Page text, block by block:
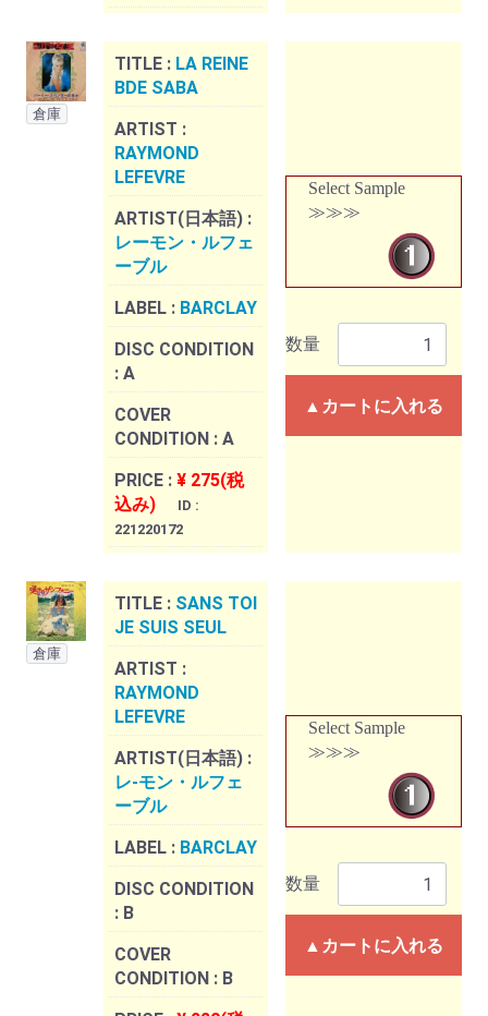
倉庫
TITLE : LA REINE
BDE SABA
ARTIST :
RAYMOND
LEFEVRE
ARTIST(日本語) :
レーモン・ルフェ
ーブル
LABEL : BARCLAY
DISC CONDITION
: A
COVER
CONDITION : A
PRICE : ¥ 275(税
込み)
ID :
221220172
Select Sample
≫≫≫
数量
▲カートに入れる
倉庫
TITLE : SANS TOI
JE SUIS SEUL
ARTIST :
RAYMOND
LEFEVRE
ARTIST(日本語) :
レ-モン・ルフェ
ーブル
LABEL : BARCLAY
DISC CONDITION
: B
COVER
CONDITION : B
Select Sample
≫≫≫
数量
▲カートに入れる